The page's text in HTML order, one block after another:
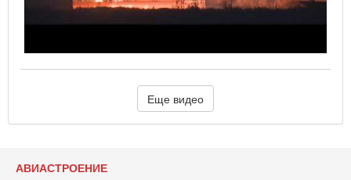
Еще видео
АВИАСТРОЕНИЕ